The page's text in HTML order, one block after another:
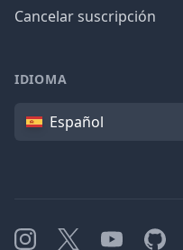
Cancelar suscripción
IDIOMA
IdiomaEspañol
Instagram
X YouTubeGitHub